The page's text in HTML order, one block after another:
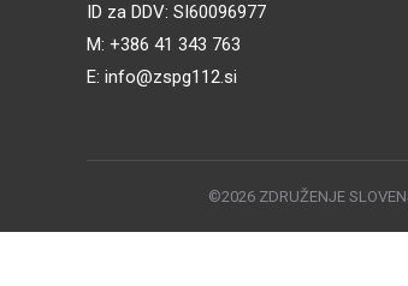
ID za DDV: SI60096977
M: +386 41 343 763
E: info@zspg112.si
©2026 ZDRUŽENJE